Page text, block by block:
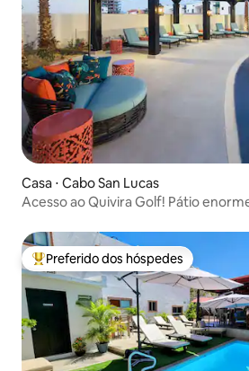
Casa ⋅ Cabo San Lucas
Acesso ao Quivira Golf! Pátio
Entre os melhores preferidos dos
Preferido dos hóspedes